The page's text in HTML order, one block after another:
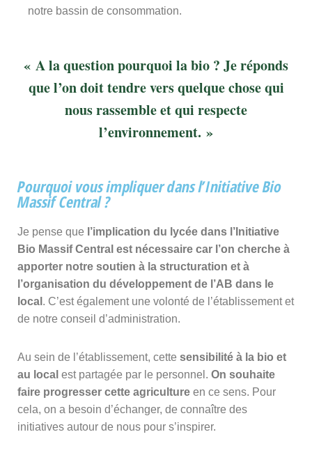
notre bassin de consommation.
« A la question pourquoi la bio ? Je réponds
que l’on doit tendre vers quelque chose qui
nous rassemble et qui respecte
l’environnement. »
Pourquoi vous impliquer dans l’Initiative Bio
Massif Central ?
Je pense que l’implication du lycée dans l’Initiative
Bio Massif Central est nécessaire car l’on cherche à
apporter notre soutien à la structuration et à
l’organisation du développement de l’AB dans le
local . C’est également une volonté de l’établissement et
de notre conseil d’administration.
Au sein de l’établissement, cette sensibilité à la bio et
au local est partagée par le personnel. On souhaite
faire progresser cette agriculture en ce sens. Pour
cela, on a besoin d’échanger, de connaître des
initiatives autour de nous pour s’inspirer.